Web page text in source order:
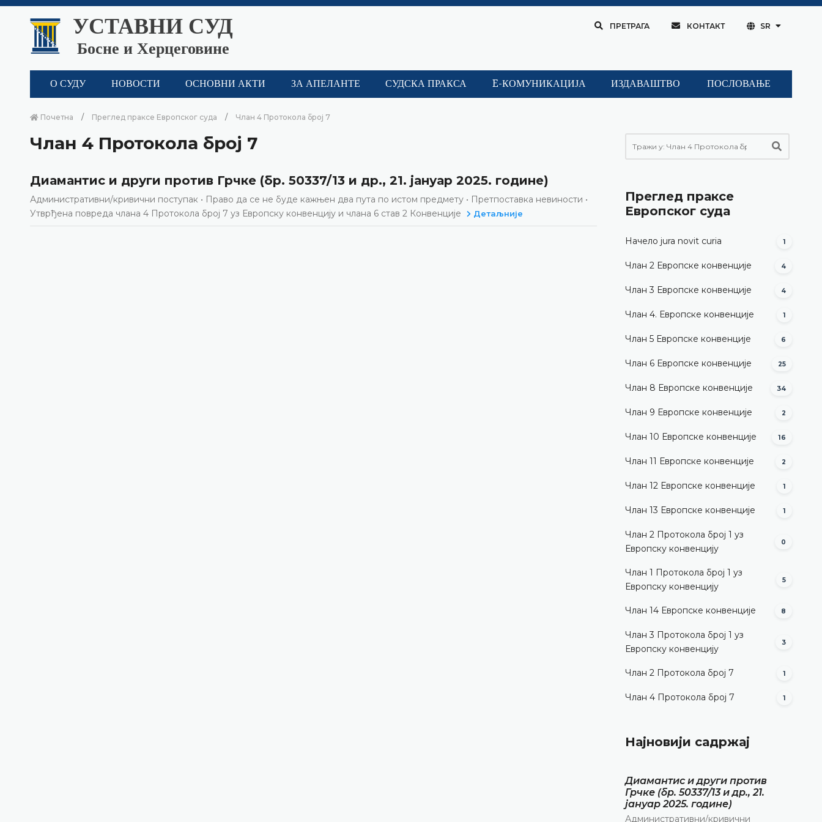
УСТАВНИ СУД
Босне и Херцеговине
ПРЕТРАГА КОНТАКТ SR
О СУДУ НОВОСТИ ОСНОВНИ АКТИ ЗА АПЕЛАНТЕ СУДСКА ПРАКСА E-КОМУНИКАЦИЈА ИЗДАВАШТВО ПОСЛОВАЊЕ
Почетна Преглед праксе Европског суда Члан 4 Протокола број 7
Члан 4 Протокола број 7
Диамантис и други против Грчке (бр. 50337/13 и др., 21. јануар 2025. године)
Административни/кривични поступак • Право да се не буде кажњен два пута по истом предмету • Претпоставка невиности •
Утврђена повреда члана 4 Протокола број 7 уз Европску конвенцију и члана 6 став 2 Конвенције
Детаљније
Преглед праксе
Европског суда
Начело jura novit curia 1
Члан 2 Европске конвенције 4
Члан 3 Европске конвенције 4
Члан 4. Европске конвенције 1
Члан 5 Европске конвенције 6
Члан 6 Европске конвенције 25
Члан 8 Европске конвенције 34
Члан 9 Европске конвенције 2
Члан 10 Европске конвенције 16
Члан 11 Европске конвенције 2
Члан 12 Европске конвенције 1
Члан 13 Европске конвенције 1
Члан 2 Протокола број 1 уз
Европску конвенцију
0
Члан 1 Протокола број 1 уз
Европску конвенцију
5
Члан 14 Европске конвенције 8
Члан 3 Протокола број 1 уз
Европску конвенцију
3
Члан 2 Протокола број 7 1
Члан 4 Протокола број 7 1
Најновији садржај
Диамантис и други против
Грчке (бр. 50337/13 и др., 21.
јануар 2025. године)
Административни/кривични